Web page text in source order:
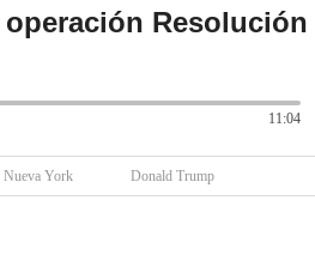
Resolución
11:04
Nueva York Donald Trump